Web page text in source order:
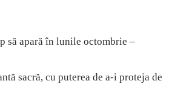
să apară în lunile octombrie –
sacră, cu puterea de a-i proteja de